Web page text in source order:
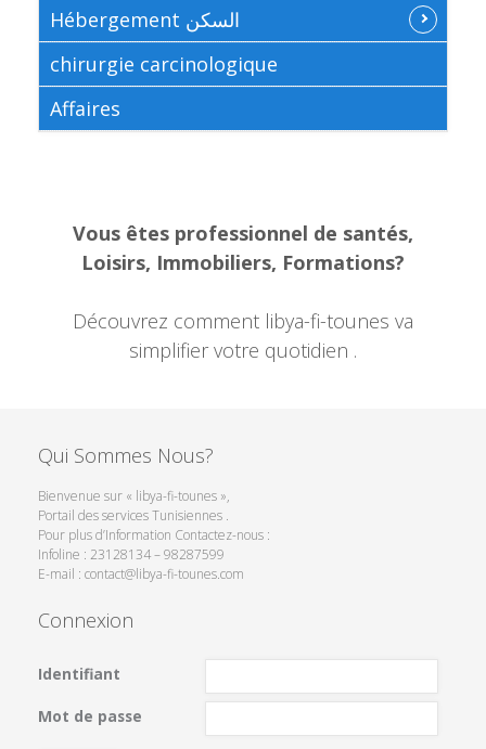
Hébergement السكن
chirurgie carcinologique
Affaires
Vous êtes professionnel de santés,
Loisirs, Immobiliers, Formations?
Découvrez comment libya-fi-tounes va
simplifier votre quotidien .
Qui Sommes Nous?
Bienvenue sur « libya-fi-tounes »,
Portail des services Tunisiennes .
Pour plus d’Information Contactez-nous :
Infoline : 23128134 – 98287599
E-mail : contact@libya-fi-tounes.com
Connexion
Identifiant
Mot de passe